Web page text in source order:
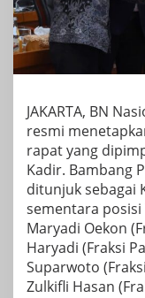
JAKARTA, BN
resmi
rapat yang
Kadir. Bambang
ditunjuk sebagai
sementara
Maryadi Oekon
Haryadi (Fraksi
Suparwoto
Zulkifli Hasan